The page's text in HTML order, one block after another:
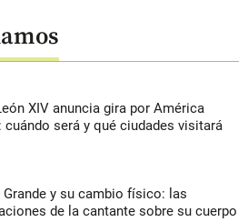
XIV anuncia gira por América
cuándo será y qué ciudades visitará
Grande y su cambio físico: las
de la cantante sobre su cuerpo